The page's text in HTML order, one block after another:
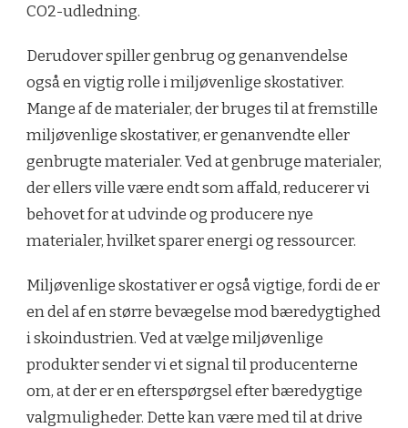
CO2-udledning.
Derudover spiller genbrug og genanvendelse
også en vigtig rolle i miljøvenlige skostativer.
Mange af de materialer, der bruges til at fremstille
miljøvenlige skostativer, er genanvendte eller
genbrugte materialer. Ved at genbruge materialer,
der ellers ville være endt som affald, reducerer vi
behovet for at udvinde og producere nye
materialer, hvilket sparer energi og ressourcer.
Miljøvenlige skostativer er også vigtige, fordi de er
en del af en større bevægelse mod bæredygtighed
i skoindustrien. Ved at vælge miljøvenlige
produkter sender vi et signal til producenterne
om, at der er en efterspørgsel efter bæredygtige
valgmuligheder. Dette kan være med til at drive